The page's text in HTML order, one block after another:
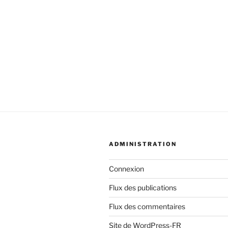
ADMINISTRATION
Connexion
Flux des publications
Flux des commentaires
Site de WordPress-FR